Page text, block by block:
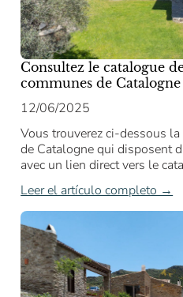
Consultez le catalogue
communes de Catalogne
12/06/2025
Vous trouverez ci-dessous
de Catalogne qui disposent
avec un lien direct vers le
Leer el artículo completo →